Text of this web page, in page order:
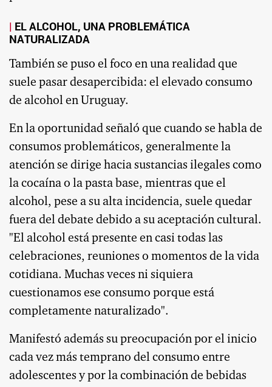
EL ALCOHOL, UNA PROBLEMÁTICA
NATURALIZADA
También se puso el foco en una realidad que
suele pasar desapercibida: el elevado consumo
de alcohol en Uruguay.
En la oportunidad señaló que cuando se habla de
consumos problemáticos, generalmente la
atención se dirige hacia sustancias ilegales como
la cocaína o la pasta base, mientras que el
alcohol, pese a su alta incidencia, suele quedar
fuera del debate debido a su aceptación cultural.
"El alcohol está presente en casi todas las
celebraciones, reuniones o momentos de la vida
cotidiana. Muchas veces ni siquiera
cuestionamos ese consumo porque está
completamente naturalizado".
Manifestó además su preocupación por el inicio
cada vez más temprano del consumo entre
adolescentes y por la combinación de bebidas